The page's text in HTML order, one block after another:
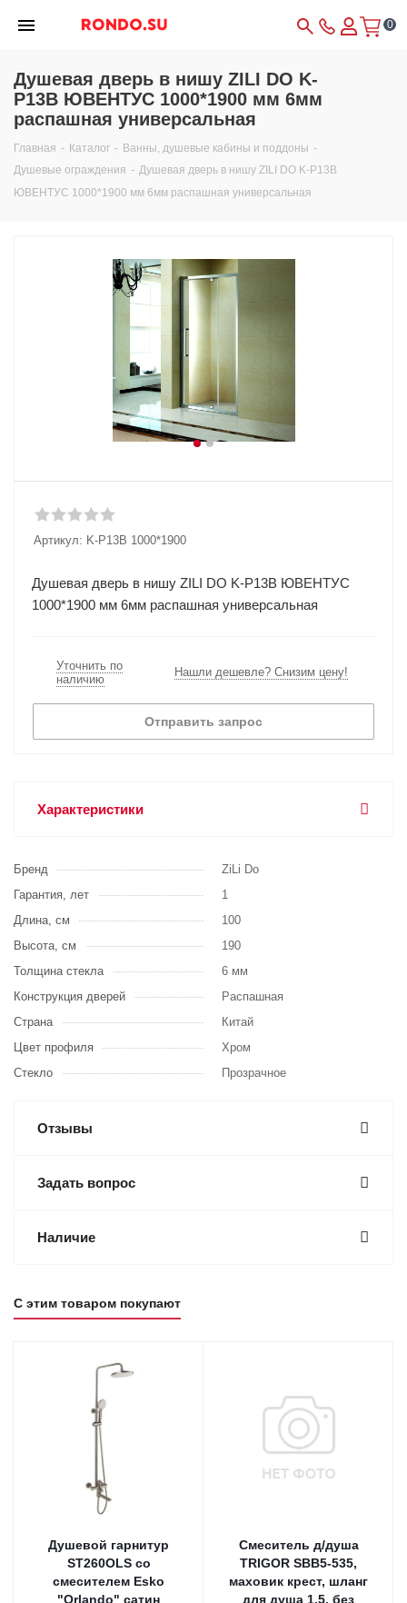
0
Душевая дверь в нишу ZILI DO K-
P13В ЮВЕНТУС 1000*1900 мм 6мм
распашная универсальная
Главная - Каталог - Ванны, душевые кабины и поддоны -
Душевые ограждения - Душевая дверь в нишу ZILI DO K-P13В
ЮВЕНТУС 1000*1900 мм 6мм распашная универсальная
Артикул: K-P13В 1000*1900
Душевая дверь в нишу ZILI DO K-P13В ЮВЕНТУС
1000*1900 мм 6мм распашная универсальная
Уточнить по
наличию
Нашли дешевле? Снизим цену!
Отправить запрос
Характеристики
Бренд
ZiLi Do
Гарантия, лет
1
Длина, см
100
Высота, см
190
Толщина стекла
6 мм
Конструкция дверей
Распашная
Страна
Китай
Цвет профиля
Хром
Стекло
Прозрачное
Отзывы
Задать вопрос
Наличие
С этим товаром покупают
Душевой гарнитур
ST260OLS со
смесителем Esko
"Orlando" сатин
Смеситель д/душа
TRIGOR SBB5-535,
маховик крест, шланг
для душа 1,5, без